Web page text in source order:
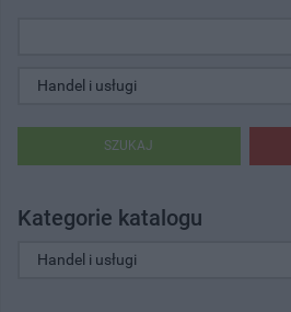
SZUKAJ
Kategorie katalogu